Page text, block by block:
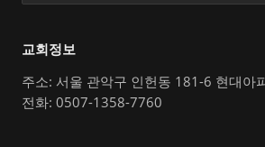
교회정보
주소: 서울 관악구 인헌동 181-6 현대아
전화: 0507-1358-7760